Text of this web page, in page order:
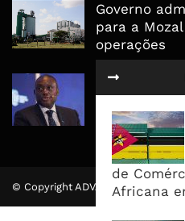
de
Africana
Governo
para a
operações
CEO do
Governo
facilite os
© Copyright ADVALUE. Todos